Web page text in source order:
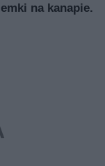
na kanapie.